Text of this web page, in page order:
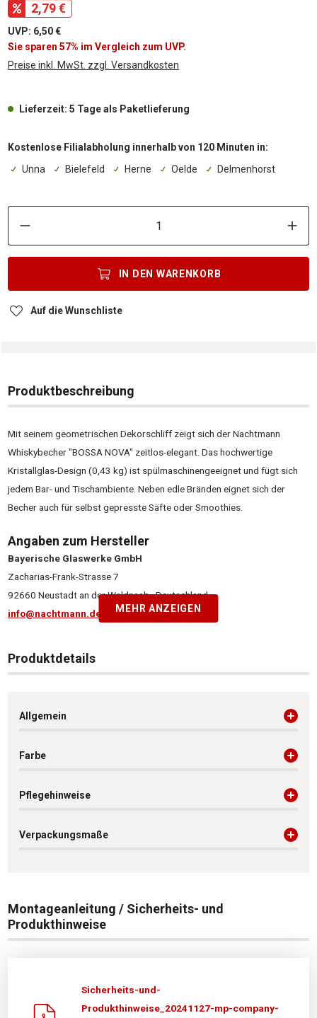
2,79 €
UVP: 6,50 €
Sie sparen 57% im Vergleich zum UVP.
Preise inkl. MwSt. zzgl. Versandkosten
Lieferzeit: 5 Tage als Paketlieferung
Kostenlose Filialabholung innerhalb von 120 Minuten in:
Unna
Bielefeld Herne Oelde Delmenhorst
IN DEN WARENKORB
Auf die Wunschliste
Produktbeschreibung
Mit seinem geometrischen Dekorschliff zeigt sich der Nachtmann
Whiskybecher "BOSSA NOVA" zeitlos-elegant. Das hochwertige
Kristallglas-Design (0,43 kg) ist spülmaschinengeeignet und fügt sich
jedem Bar- und Tischambiente. Neben edle Bränden eignet sich der
Becher auch für selbst gepresste Säfte oder Smoothies.
Angaben zum Hersteller
Bayerische Glaswerke GmbH
Zacharias-Frank-Strasse 7
92660 Neustadt an der Waldnaab , Deutschland
info@nachtmann.de
MEHR ANZEIGEN
Produktdetails
Allgemein
Farbe
Pflegehinweise
Verpackungsmaße
Montageanleitung / Sicherheits- und
Produkthinweise
Sicherheits-und-
Produkthinweise_20241127-mp-company-